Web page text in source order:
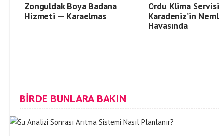
Zonguldak Boya Badana
Hizmeti — Karaelmas
Ordu Klima
Karadeniz’in
Havasında
BİRDE BUNLARA BAKIN